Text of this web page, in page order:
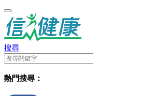
搜尋
熱門搜尋：